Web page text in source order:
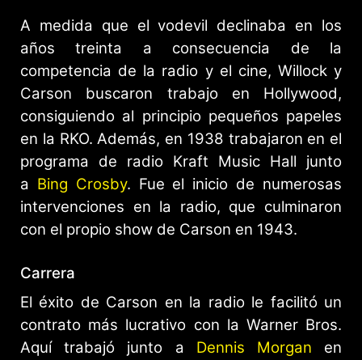
A medida que el vodevil declinaba en los
años treinta a consecuencia de la
competencia de la radio y el cine, Willock y
Carson buscaron trabajo en Hollywood,
consiguiendo al principio pequeños papeles
en la RKO. Además, en 1938 trabajaron en el
programa de radio Kraft Music Hall junto
a Bing Crosby. Fue el inicio de numerosas
intervenciones en la radio, que culminaron
con el propio show de Carson en 1943.
Carrera
El éxito de Carson en la radio le facilitó un
contrato más lucrativo con la Warner Bros.
Aquí trabajó junto a Dennis Morgan en